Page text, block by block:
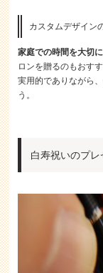
カスタムデザイン
家庭での時間を大切
ロンを贈るのもおすす
実用的でありながら
う。
白寿祝いのプ